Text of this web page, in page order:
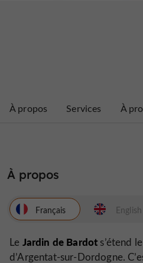
À propos Services À
À propos
Français
Le Jardin de Bardot s’étend
d’Argentat-sur-Dordogne.
English